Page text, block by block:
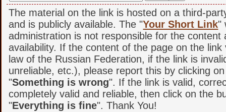
The material on the link is hosted on a third-
and is publicly available. The "Your Short Link"
administration is not responsible for the content
availability. If the content of the page on the link
law of the Russian Federation, if the link is
unreliable, etc.), please report this by clicking
"Something is wrong". If the link is valid,
completely valid and reliable, then click on the
"Everything is fine". Thank You!